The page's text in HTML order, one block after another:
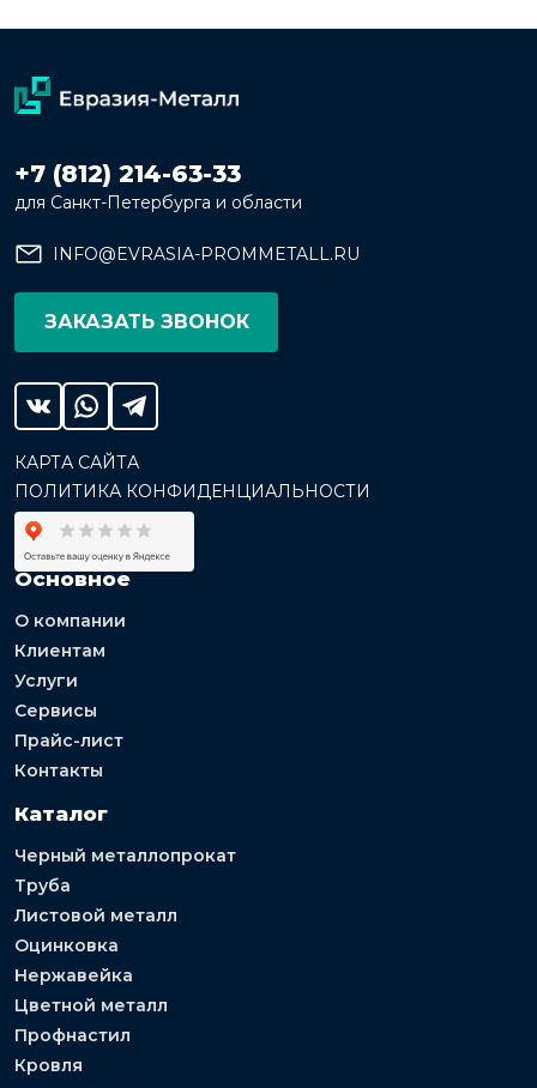
+7 (812) 214-63-33
для Санкт-Петербурга и области
INFO@EVRASIA-PROMMETALL.RU
ЗАКАЗАТЬ ЗВОНОК
КАРТА САЙТА
ПОЛИТИКА КОНФИДЕНЦИАЛЬНОСТИ
Основное
О компании
Клиентам
Услуги
Сервисы
Прайс-лист
Контакты
Каталог
Черный металлопрокат
Труба
Листовой металл
Оцинковка
Нержавейка
Цветной металл
Профнастил
Кровля